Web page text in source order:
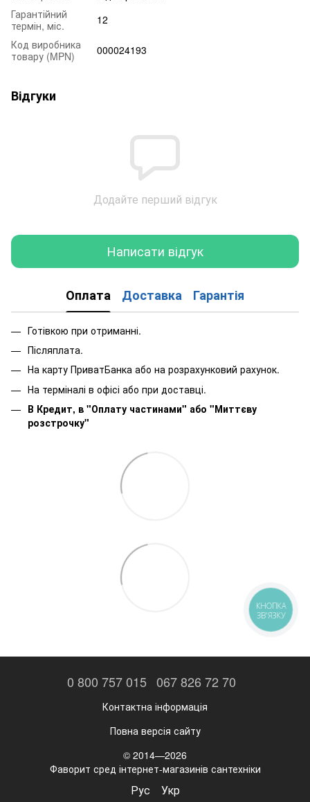
Гарантійний
термін, міс.
12
Код виробника
товару (MPN)
000024193
Відгуки
Додайте перший відгук
Написати відгук
Оплата Доставка Гарантія
Готівкою при отриманні.
Післяплата.
На карту ПриватБанка або на розрахунковий рахунок.
На терміналі в офісі або при доставці.
В Кредит, в "Оплату частинами" або "Миттєву
розстрочку"
0 800 757 015 067 826 72 70
Контактна інформація
Повна версія сайту
© 2014—2026
Фаворит сред інтернет-магазинів сантехніки
Рус Укр
КНОПКА
ЗВ'ЯЗКУ